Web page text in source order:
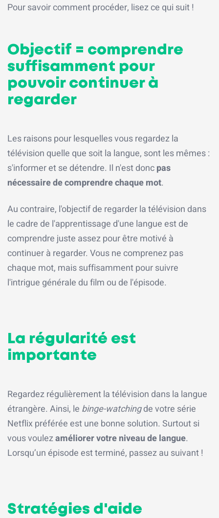
Pour savoir comment procéder, lisez ce qui suit !
Objectif = comprendre
suffisamment pour
pouvoir continuer à
regarder
Les raisons pour lesquelles vous regardez la
télévision quelle que soit la langue, sont les mêmes :
s'informer et se détendre. Il n'est doncpas
nécessaire de comprendre chaque mot.
Au contraire, l'objectif de regarder la télévision dans
le cadre de l'apprentissage d'une langue est de
comprendre juste assez pour être motivé à
continuer à regarder. Vous ne comprenez pas
chaque mot, mais suffisamment pour suivre
l'intrigue générale du film ou de l'épisode.
La régularité est
importante
Regardez régulièrement la télévision dans la langue
étrangère. Ainsi, le binge-watchingde votre série
Netflix préférée est une bonne solution. Surtout si
vous voulezaméliorer votre niveau de langue.
Lorsqu’un épisode est terminé, passez au suivant !
Stratégies d'aide